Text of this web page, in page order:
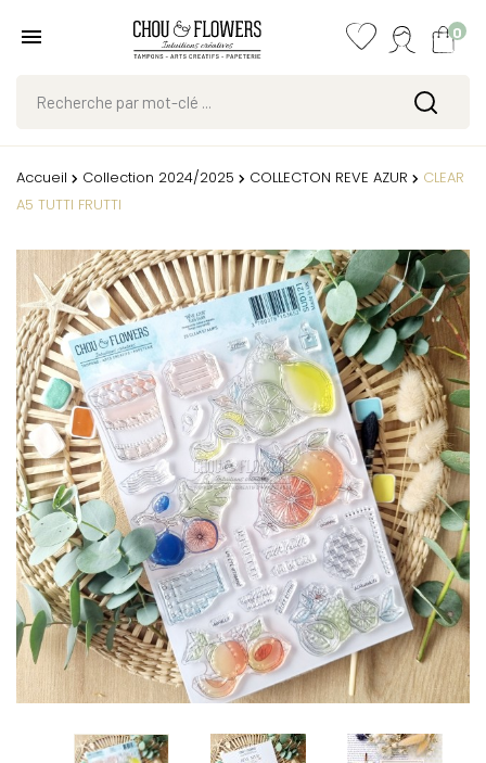
0
Accueil Collection 2024/2025 COLLECTON REVE AZUR
CLEAR
A5 TUTTI FRUTTI